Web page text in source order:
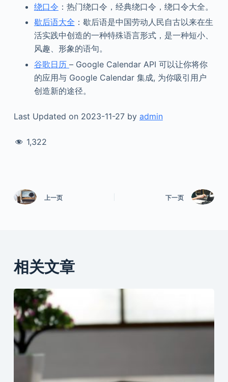
绕口令 ：热门绕口令，经典绕口令，绕口令大全。
歇后语大全 ：歇后语是中国劳动人民自古以来在生
活实践中创造的一种特殊语言形式，是一种短小、
风趣、形象的语句。
谷歌日历 – Google Calendar API 可以让你将你
的应用与 Google Calendar 集成, 为你吸引用户
创造新的途径。
Last Updated on 2023-11-27 by admin
1,322
上一页 下一页
相关文章